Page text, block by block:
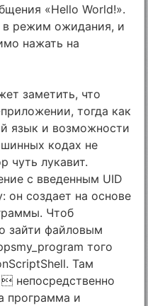
«Hello World!».
в режим ожидания, и
нажать на
заметить, что
тогда как
язык и возможности
кодах не
чуть лукавит.
с введенным UID
он создает на основе
Чтоб
зайти файловым
того
Там
непосредственно
программа и